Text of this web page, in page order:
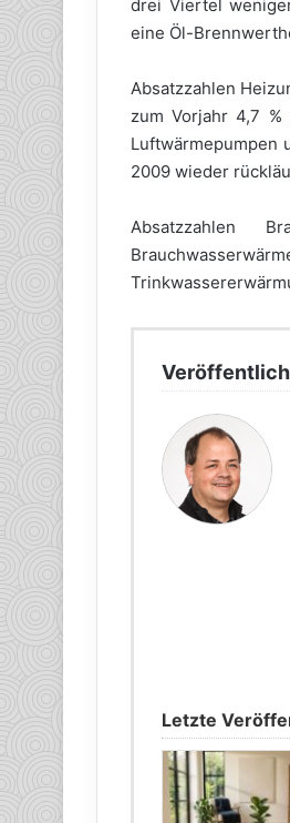
drei Viertel
eine Öl-
Absatzzahlen
zum Vorjahr 4,7 %
Luftwärmepumpen
2009 wieder
Absatzzahlen
Letzte